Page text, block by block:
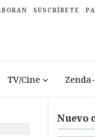
SUSCRÍBETE
TV/Cine
Nuevo